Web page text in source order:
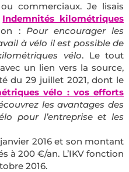
commerciaux. Je lisais
Indemnités kilométriques
: Pour encourager les
à vélo il est possible de
vélo. Le tout
un lien vers la source,
du 29 juillet 2021, dont le
vélo : vos efforts
les avantages des
pour l’entreprise et les
2016 et son montant
à 200 €/an. L’IKV fonction
2016.